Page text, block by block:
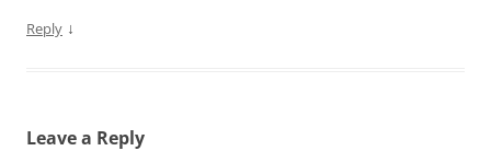
Reply ↓
Leave a Reply